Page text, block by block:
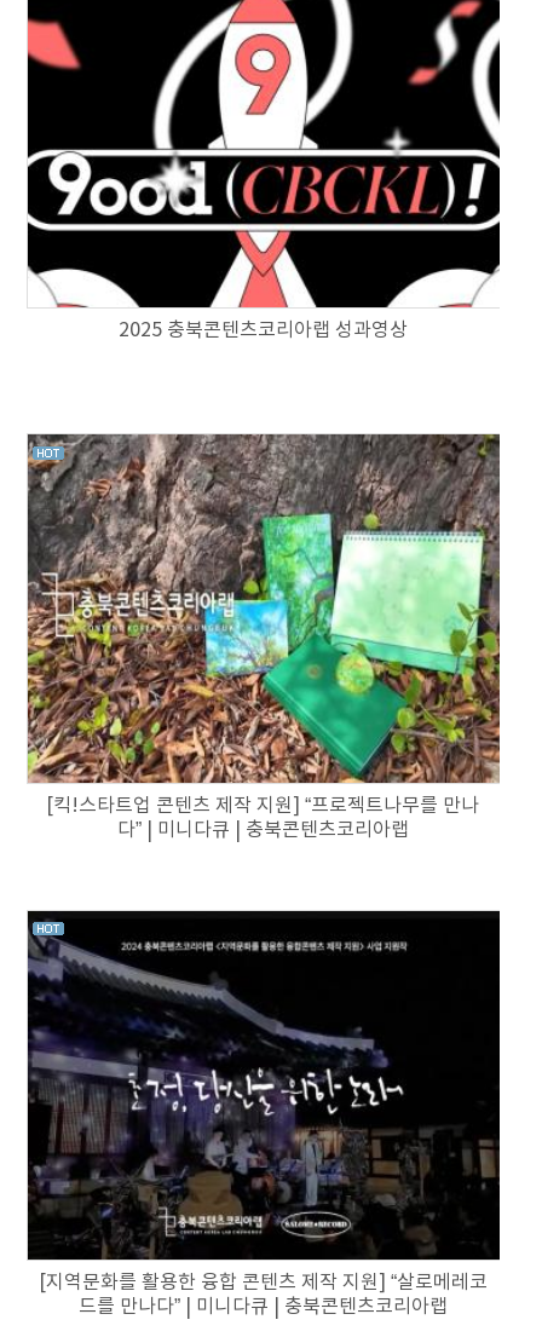
2025 충북콘텐츠코리아랩 성과영상
[킥!스타트업 콘텐츠 제작 지원] “프로젝트나무를 만나
다” | 미니다큐 | 충북콘텐츠코리아랩
[지역문화를 활용한 융합 콘텐츠 제작 지원] “살로메레코
드를 만나다” | 미니다큐 | 충북콘텐츠코리아랩